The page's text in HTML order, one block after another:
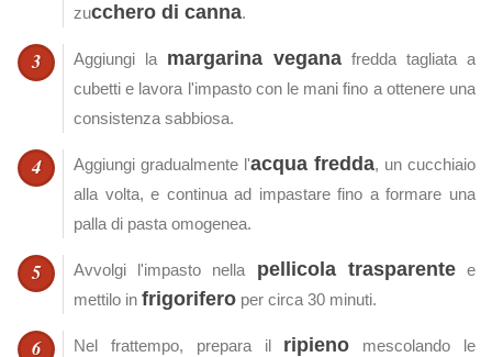
zucchero di canna.
Aggiungi la margarina vegana fredda tagliata a
cubetti e lavora l'impasto con le mani fino a ottenere una
consistenza sabbiosa.
Aggiungi gradualmente l'acqua fredda, un cucchiaio
alla volta, e continua ad impastare fino a formare una
palla di pasta omogenea.
Avvolgi l'impasto nella pellicola trasparentee
mettilo in frigorifero per circa 30 minuti.
Nel frattempo, prepara il ripieno mescolando le